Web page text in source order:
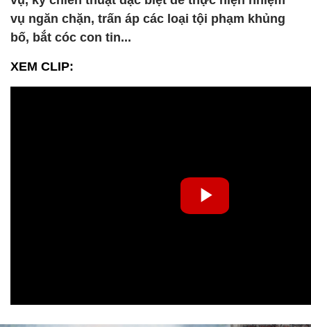
vụ ngăn chặn, trấn áp các loại tội phạm khủng
bố, bắt cóc con tin...
XEM CLIP: